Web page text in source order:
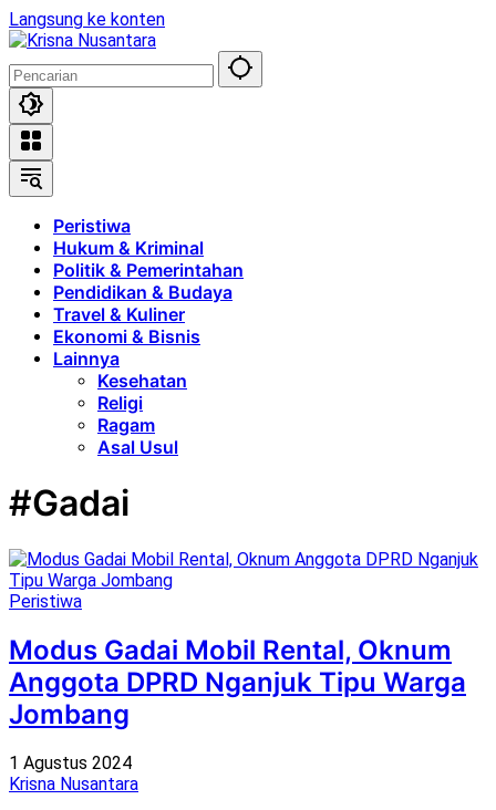
Langsung ke konten
Peristiwa
Hukum & Kriminal
Politik & Pemerintahan
Pendidikan & Budaya
Travel & Kuliner
Ekonomi & Bisnis
Lainnya
Kesehatan
Religi
Ragam
Asal Usul
#Gadai
Peristiwa
Modus Gadai Mobil Rental, Oknum
Anggota DPRD Nganjuk Tipu Warga
Jombang
1 Agustus 2024
Krisna Nusantara